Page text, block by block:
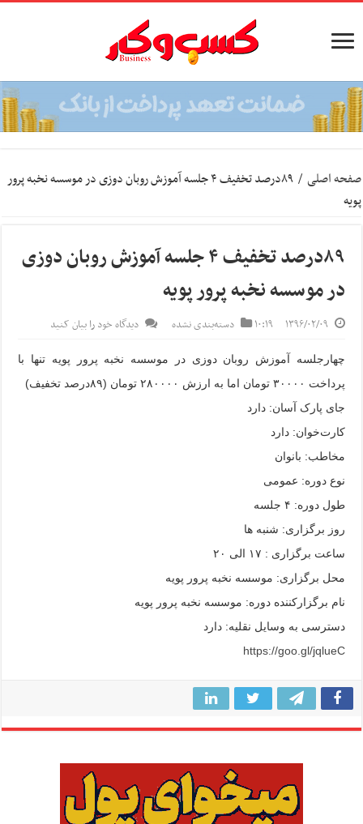
صفحه اصلی /
۸۹درصد تخفیف ۴ جلسه آموزش روبان دوزی در موسسه نخبه پرور
پویه
۸۹درصد تخفیف ۴ جلسه آموزش روبان دوزی
در موسسه نخبه پرور پویه
۱۳۹۶/۰۲/۰۹ ۱۰:۱۹ دسته‌بندی نشده دیدگاه خود را بیان کنید
چهارجلسه آموزش روبان دوزی در موسسه نخبه پرور پویه تنها با
پرداخت ۳۰۰۰۰ تومان اما به ارزش ۲۸۰۰۰۰ تومان (۸۹درصد تخفیف)
جای پارک آسان: دارد
کارت‌خوان: دارد
مخاطب: بانوان
نوع دوره: عمومی
طول دوره: ۴ جلسه
روز برگزاری: شنبه ها
ساعت برگزاری : ۱۷ الی ۲۰
محل برگزاری: موسسه نخبه پرور پویه
نام برگزارکننده دوره: موسسه نخبه پرور پویه
دسترسی به وسایل نقلیه: دارد
https://goo.gl/jqlueC